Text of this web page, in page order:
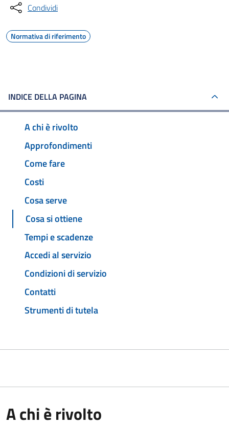
Condividi
Normativa di riferimento
INDICE DELLA PAGINA
A chi è rivolto
Approfondimenti
Come fare
Costi
Cosa serve
Cosa si ottiene
Tempi e scadenze
Accedi al servizio
Condizioni di servizio
Contatti
Strumenti di tutela
A chi è rivolto